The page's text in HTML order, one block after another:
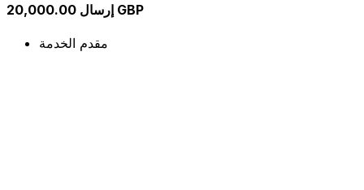
إرسال 20,000.00 GBP
مقدم الخدمة